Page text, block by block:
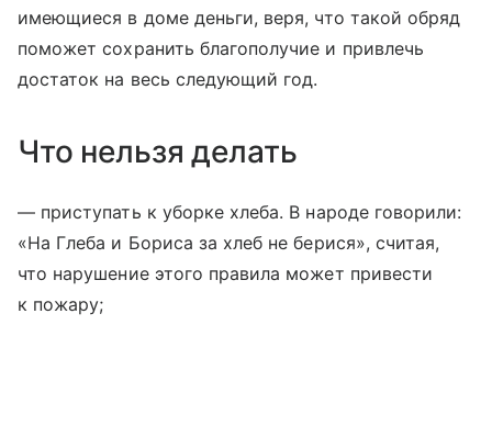
имеющиеся в доме деньги, веря, что такой обряд
поможет сохранить благополучие и привлечь
достаток на весь следующий год.
Что нельзя делать
— приступать к уборке хлеба. В народе говорили:
«На Глеба и Бориса за хлеб не берися», считая,
что нарушение этого правила может привести
к пожару;